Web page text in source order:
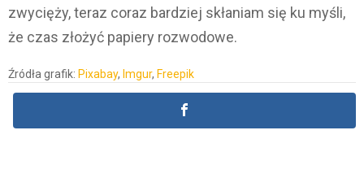
zwycięży, teraz coraz bardziej skłaniam się ku myśli,
że czas złożyć papiery rozwodowe.
Źródła grafik: Pixabay, Imgur, Freepik